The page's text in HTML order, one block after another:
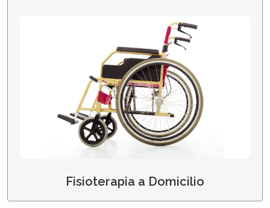
Fisioterapia a Domicilio
Fisioterapia e Riabilitazione a Domicilio